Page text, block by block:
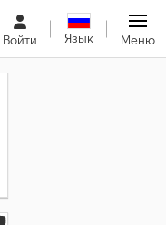
Войти Язык Меню